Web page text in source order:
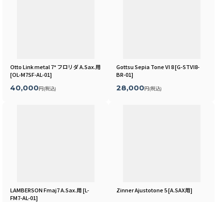
Otto Link metal 7* フロリダ A.Sax.用
[OL-M7SF-AL-01]
40,000円(税込)
Gottsu Sepia Tone VI 8[G-STVI8-
BR-01]
28,000円(税込)
LAMBERSON Fmaj7 A.Sax.用[L-
FM7-AL-01]
Zinner Ajustotone 5[A.SAX用]